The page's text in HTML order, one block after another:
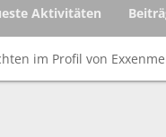
Aktivitäten
im Profil von